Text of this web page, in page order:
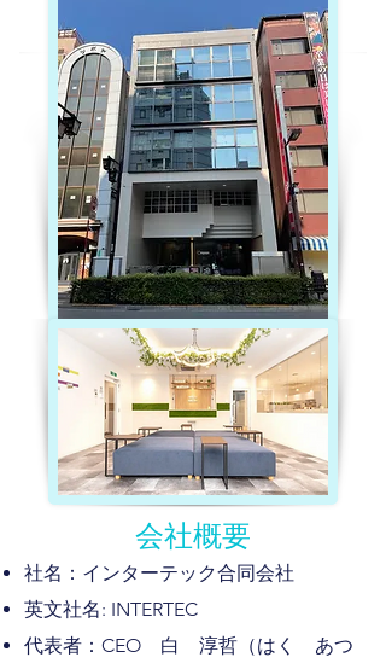
会社概要
社名：インターテック合同会社
英文社名: INTERTEC
代表者：CEO 白 淳哲（はく あつ